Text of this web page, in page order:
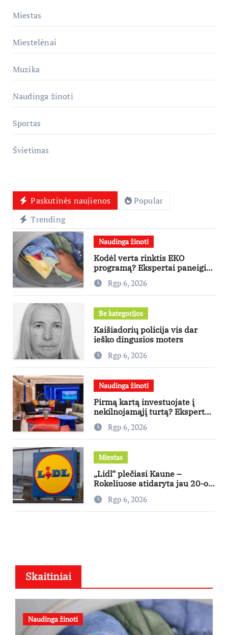
Miestas
Miestelėnai
Muzika
Naudinga žinoti
Sportas
Švietimas
Paskutinės naujienos
Popular
Trending
Naudinga žinoti
Kodėl verta rinktis EKO
programą? Ekspertai paneigia
dažniausius mitus
Rgp 6, 2026
Be kategorijos
Kaišiadorių policija vis dar
ieško dingusios moters
Rgp 6, 2026
Naudinga žinoti
Pirmą kartą investuojate į
nekilnojamąjį turtą? Ekspertas
pataria, kaip pasirinkti būstą,
kuris generuos grąžą
Rgp 6, 2026
Miestas
„Lidl“ plečiasi Kaune –
Rokeliuose atidaryta jau 20-oji
parduotuvė mieste
Rgp 6, 2026
Skaitiniai
Naudinga žinoti